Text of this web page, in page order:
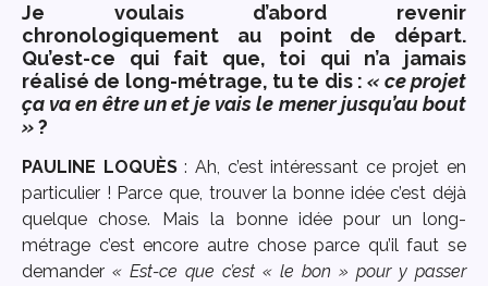
Je voulais d’abord revenir
chronologiquement au point de départ.
Qu’est-ce qui fait que, toi qui n’a jamais
réalisé de long-métrage, tu te dis :« ce projet
ça va en être un et je vais le mener jusqu’au bout
»?
PAULINE LOQU ÈS: Ah, c’est intéressant ce projet en
particulier ! Parce que, trouver la bonne idée c’est déjà
quelque chose. Mais la bonne idée pour un long-
métrage c’est encore autre chose parce qu’il faut se
demander « Est-ce que c’est « le bon » pour y passer